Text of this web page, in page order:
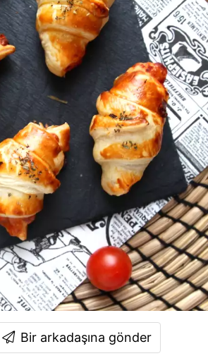
Bir arkadaşına gönder